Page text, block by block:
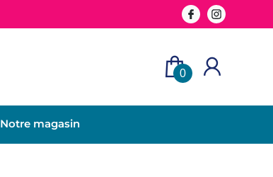
0
Notre magasin